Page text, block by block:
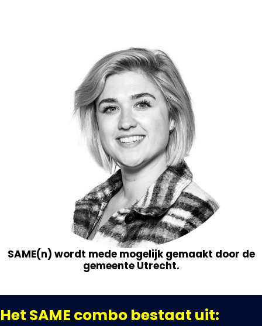
SAME(n) wordt mede mogelijk gemaakt door de
gemeente Utrecht.
Het SAME combo bestaat uit: